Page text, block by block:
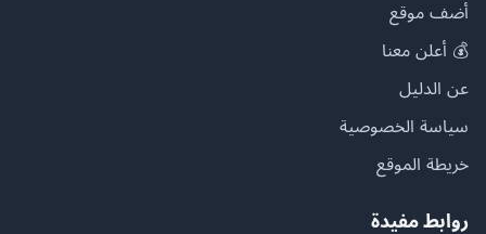
أضف موقع
💰 أعلن معنا
عن الدليل
سياسة الخصوصية
خريطة الموقع
روابط مفيدة